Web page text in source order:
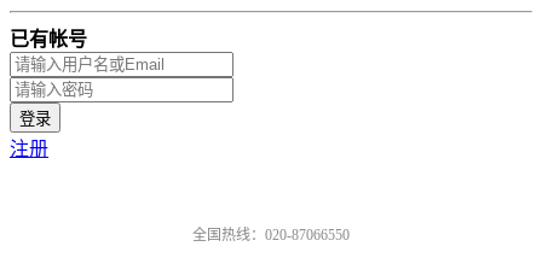
已有帐号
注册
全国热线：020-87066550